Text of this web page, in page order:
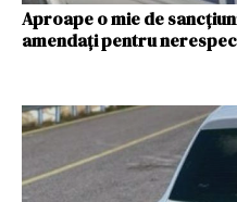
Aproape o mie de
amendaţi pentru